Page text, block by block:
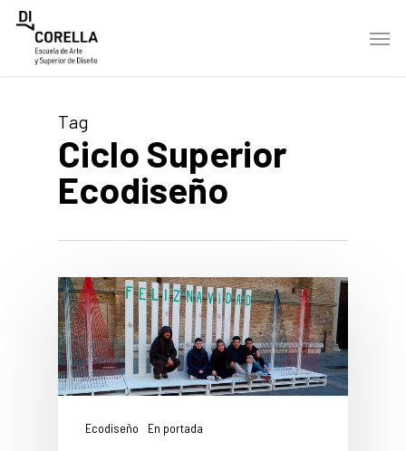
Skip
Menu
Tag
Ciclo Superior
Ecodiseño
Ecodiseño En portada